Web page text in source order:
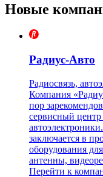
Новые
Радиус-Авто
Радиосвязь,
Компания
пор
сервисный центр
заключается в
оборудования
антенны,
Перейти к